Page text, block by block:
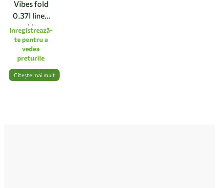
Vibes fold
0.37l linen
white
Inregistrează-
te pentru a
vedea
preturile
Citește mai mult